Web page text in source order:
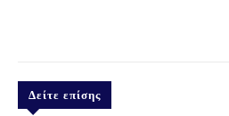
Δείτε επίσης